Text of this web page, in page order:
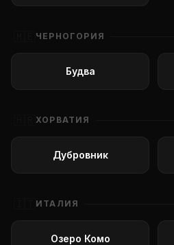
ЧЕРНОГОРИЯ
Будва
ХОРВАТИЯ
Дубровник
ИТАЛИЯ
Озеро Комо